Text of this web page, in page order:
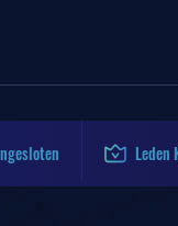
Leden